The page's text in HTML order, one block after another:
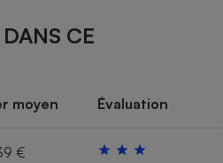
CE
moyen Évaluation
€
Robot ménager